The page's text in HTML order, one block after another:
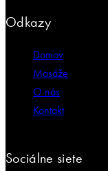
Odkazy
Domov
Masáže
O nás
Kontakt
Sociálne siete